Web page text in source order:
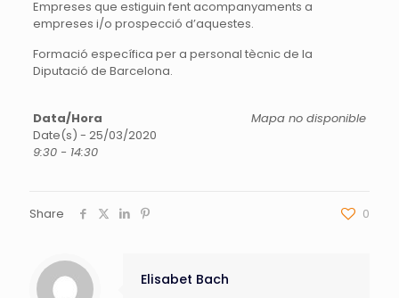
Empreses que estiguin fent acompanyaments a
empreses i/o prospecció d’aquestes.
Formació específica per a personal tècnic de la
Diputació de Barcelona.
Mapa no disponible
Data/Hora
Date(s) - 25/03/2020
9:30 - 14:30
Share 0
Elisabet Bach